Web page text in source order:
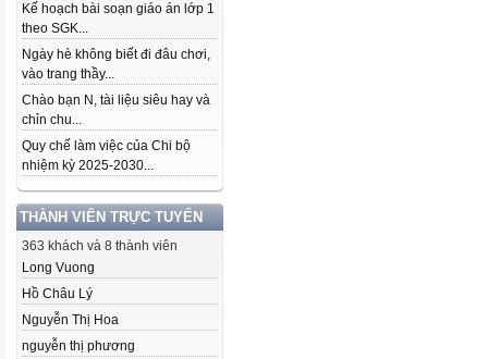
Kế hoạch bài soạn giáo án lớp 1
theo SGK...
Ngày hè không biết đi đâu chơi,
vào trang thầy...
Chào bạn N, tài liệu siêu hay và
chỉn chu...
Quy chế làm việc của Chi bộ
nhiệm kỳ 2025-2030...
THÀNH VIÊN TRỰC TUYẾN
363 khách và 8 thành viên
Long Vuong
Hồ Châu Lý
Nguyễn Thị Hoa
nguyễn thị phương